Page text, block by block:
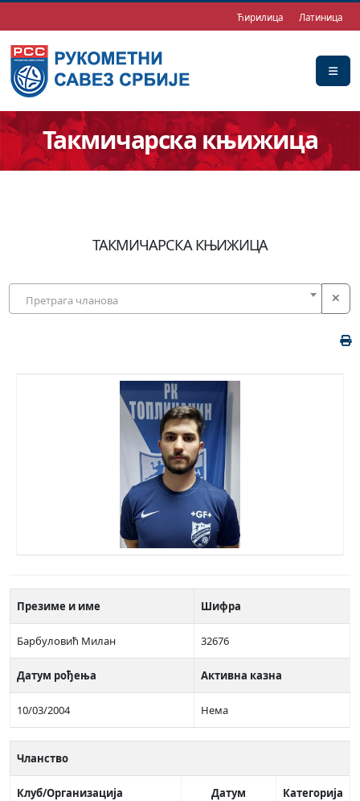
Ћирилица Латиница
Такмичарска књижица
ТАКМИЧАРСКА КЊИЖИЦА
Претрага чланова
Презиме и име Шифра
Барбуловић Милан 32676
Датум рођења Активна казна
10/03/2004 Нема
Чланство
Клуб/Организација
Датум
Категорија